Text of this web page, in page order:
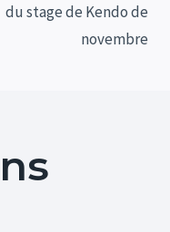
du stage de Kendo de
novembre